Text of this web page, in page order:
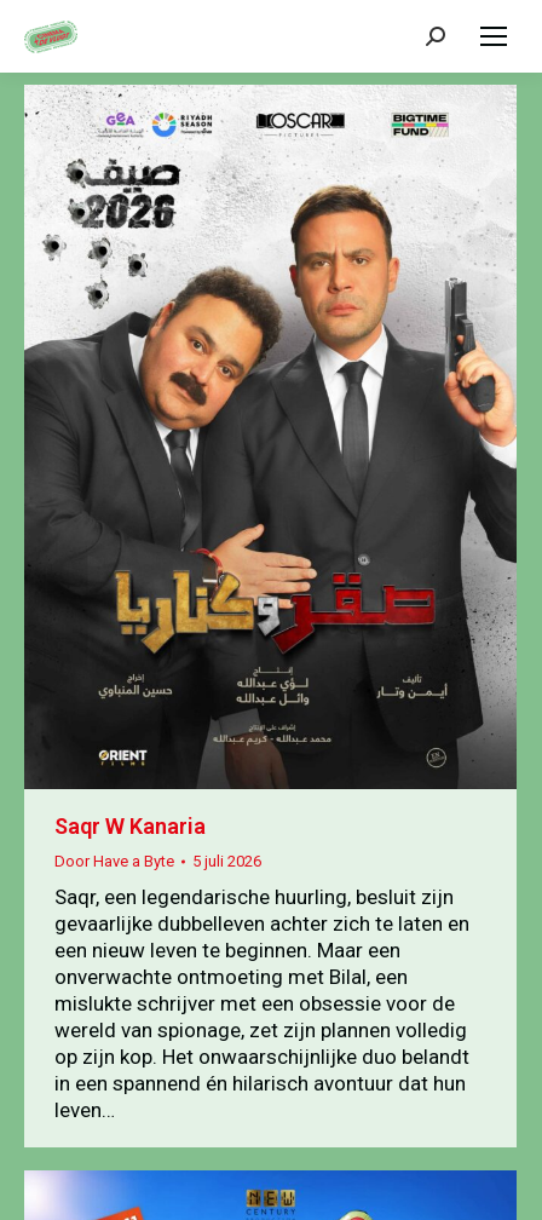
Zoeken:
Saqr W Kanaria
DoorHave a Byte 5 juli 2026
Saqr, een legendarische huurling, besluit zijn
gevaarlijke dubbelleven achter zich te laten en
een nieuw leven te beginnen. Maar een
onverwachte ontmoeting met Bilal, een
mislukte schrijver met een obsessie voor de
wereld van spionage, zet zijn plannen volledig
op zijn kop. Het onwaarschijnlijke duo belandt
in een spannend én hilarisch avontuur dat hun
leven…